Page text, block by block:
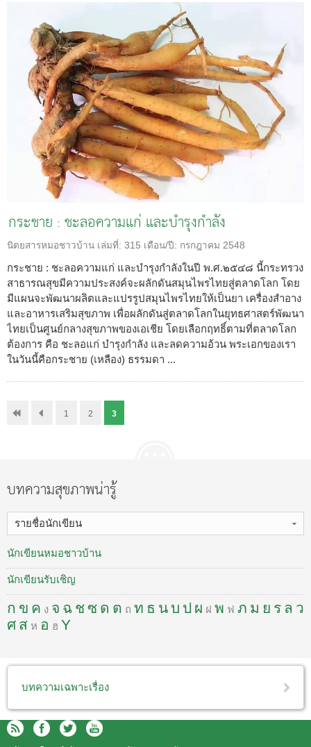
กระชาย : ชะลอความแก่ และบำรุงกำลัง
นิตยสารหมอชาวบ้าน เล่มที่: 315 เดือน/ปี: กรกฎาคม 2548
กระชาย : ชะลอความแก่ และบำรุงกำลังในปี พ.ศ.๒๕๔๘ นี้กระทรวง
สาธารณสุขมีความประสงค์จะผลักดันสมุนไพรไทยสู่ตลาดโลก โดย
มีแผนจะพัฒนาผลิตและแปรรูปสมุนไพรไทยให้เป็นยา เครื่องสำอาง
และอาหารเสริมสุขภาพ เพื่อผลักดันสู่ตลาดโลกในยุทธศาสตร์พัฒนา
ไทยเป็นศูนย์กลางสุขภาพของเอเชีย โดยเลือกฤทธิ์ตามที่ตลาดโลก
ต้องการ คือ ชะลอแก่ บำรุงกำลัง และลดความอ้วน พระเอกของเรา
ในวันนี้คือกระชาย (เหลือง) ธรรมดา ...
1 2 3
บทความสุขภาพน่ารู้
รายชื่อนักเขียน
นักเขียนหมอชาวบ้าน
นักเขียนรับเชิญ
ก ข ค ง จ ฉ ชซ ด ต ถ ท ธ นบ ป ผ ฝ พ ฟ ภ ม ย ร ล ว
ศ ส ห อ ฮ Y
บทความเฉพาะเรื่อง